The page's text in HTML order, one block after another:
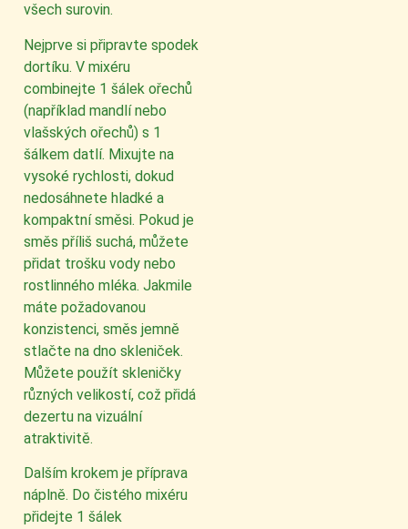
všech surovin.
Nejprve si připravte spodek
dortíku. V mixéru
combinejte 1 šálek ořechů
(například mandlí nebo
vlašských ořechů) s 1
šálkem datlí. Mixujte na
vysoké rychlosti, dokud
nedosáhnete hladké a
kompaktní směsi. Pokud je
směs příliš suchá, můžete
přidat trošku vody nebo
rostlinného mléka. Jakmile
máte požadovanou
konzistenci, směs jemně
stlačte na dno skleniček.
Můžete použít skleničky
různých velikostí, což přidá
dezertu na vizuální
atraktivitě.
Dalším krokem je příprava
náplně. Do čistého mixéru
přidejte 1 šálek